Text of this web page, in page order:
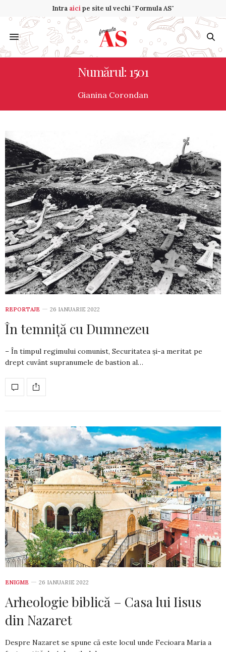
Intra aicipe site ul vechi "Formula AS"
Numărul: 1501
Gianina Corondan
REPORTAJE 26 IANUARIE 2022
În temniță cu Dumnezeu
– În timpul regimului comunist, Securitatea și-a meritat pe
drept cuvânt supranumele de bastion al…
ENIGME 26 IANUARIE 2022
Arheologie biblică – Casa lui Iisus
din Nazaret
Despre Nazaret se spune că este locul un­de Fecioara Maria a